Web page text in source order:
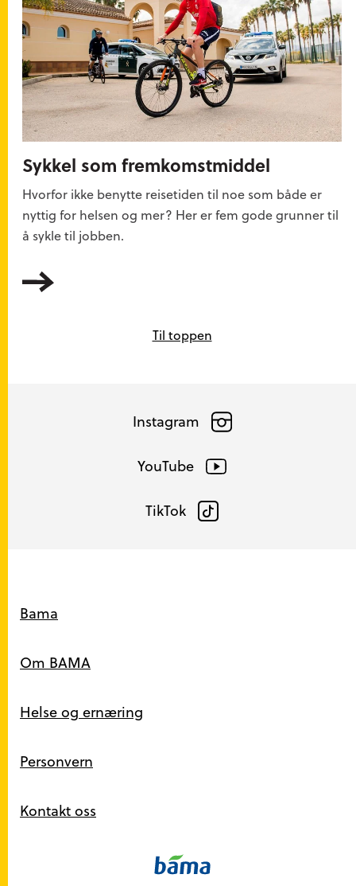
Sykkel som fremkomstmiddel
Hvorfor ikke benytte reisetiden til noe som både er
nyttig for helsen og mer? Her er fem gode grunner til
å sykle til jobben.
Les mer
Til toppen
Instagram
YouTube
TikTok
Snarveier
Bama
Om BAMA
Helse og ernæring
Personvern
Kontakt oss